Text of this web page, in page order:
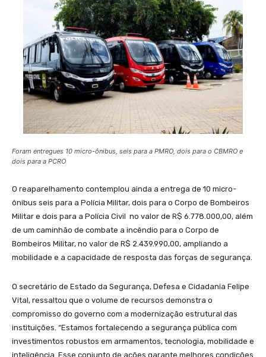
Foram entregues 10 micro-ônibus, seis para a PMRO, dois para o CBMRO e
dois para a PCRO
O reaparelhamento contemplou ainda a entrega de 10 micro-
ônibus seis para a Polícia Militar, dois para o Corpo de Bombeiros
Militar e dois para a Polícia Civil no valor de R$ 6.778.000,00, além
de um caminhão de combate a incêndio para o Corpo de
Bombeiros Militar, no valor de R$ 2.439.990,00, ampliando a
mobilidade e a capacidade de resposta das forças de segurança.
O secretário de Estado da Segurança, Defesa e Cidadania Felipe
Vital, ressaltou que o volume de recursos demonstra o
compromisso do governo com a modernização estrutural das
instituições. “Estamos fortalecendo a segurança pública com
investimentos robustos em armamentos, tecnologia, mobilidade e
inteligência. Esse conjunto de ações garante melhores condições